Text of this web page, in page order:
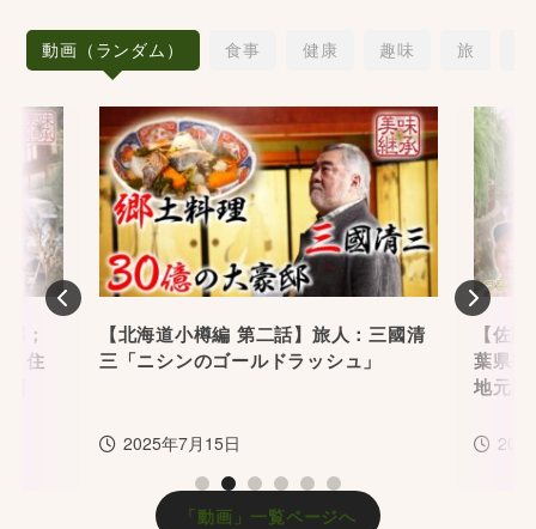
動画（ランダム） 食事 健康 趣味 旅
Previous
；
、住
【北海道小樽編 第二話】旅人：三國清
三「ニシンのゴールドラッシュ」
2025年7月15日
【佐
葉県香
地元歴
1 2 3 4 5 6
「動画」一覧ページへ